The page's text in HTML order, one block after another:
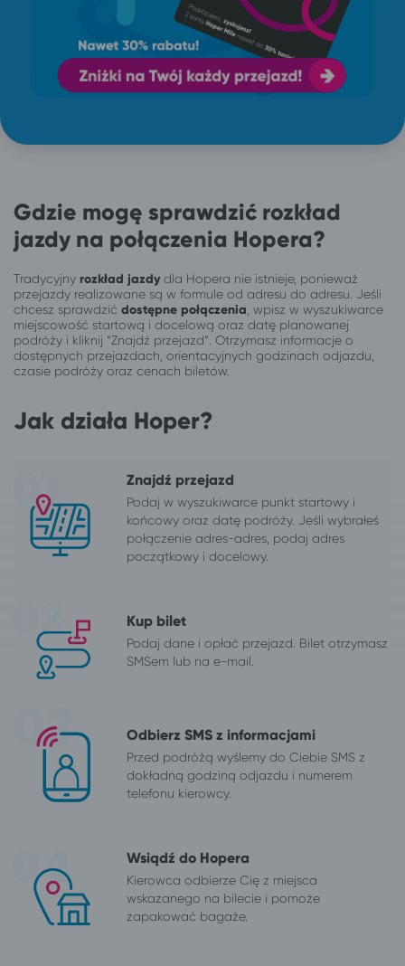
Gdzie mogę sprawdzić rozkład
jazdy na połączenia Hopera?
Tradycyjny rozkład jazdydla Hopera nie istnieje, ponieważ
przejazdy realizowane są w formule od adresu do adresu. Jeśli
chcesz sprawdzić dostępne połączenia , wpisz w wyszukiwarce
miejscowość startową i docelową oraz datę planowanej
podróży i kliknij “Znajdź przejazd”. Otrzymasz informacje o
dostępnych przejazdach, orientacyjnych godzinach odjazdu,
czasie podróży oraz cenach biletów.
Jak działa Hoper?
Znajdź przejazd
Podaj w wyszukiwarce punkt startowy i
końcowy oraz datę podróży. Jeśli wybrałeś
połączenie adres-adres, podaj adres
początkowy i docelowy.
Kup bilet
Podaj dane i opłać przejazd. Bilet otrzymasz
SMSem lub na e-mail.
Odbierz SMS z informacjami
Przed podróżą wyślemy do Ciebie SMS z
dokładną godziną odjazdu i numerem
telefonu kierowcy.
Wsiądź do Hopera
Kierowca odbierze Cię z miejsca
wskazanego na bilecie i pomoże
zapakować bagaże.